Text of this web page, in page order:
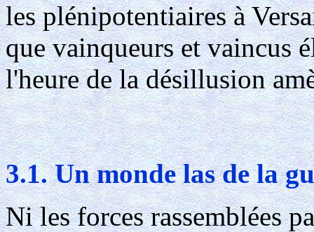
les plénipotentiaires à
que vainqueurs et vaincus
l'heure de la désillusion
3.1. Un monde las de la
Ni les forces rassemblées